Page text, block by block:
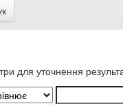
для уточнення